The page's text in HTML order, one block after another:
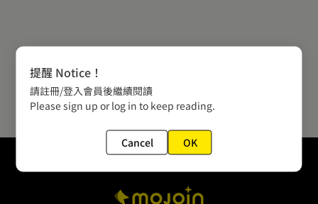
提醒 Notice！
請註冊/登入會員後繼續閱讀
Please sign up or log in to keep reading.
Cancel OK